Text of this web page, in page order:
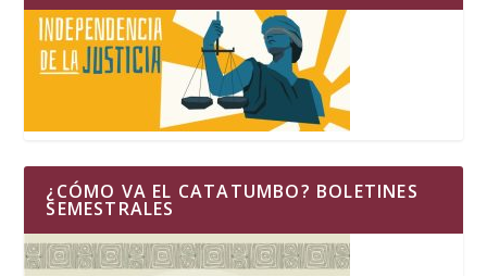
¿CÓMO VA EL CATATUMBO? BOLETINES
SEMESTRALES